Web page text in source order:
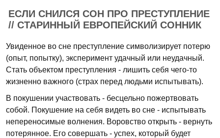
ЕСЛИ СНИЛСЯ СОН ПРО ПРЕСТУПЛЕНИЕ
// СТАРИННЫЙ ЕВРОПЕЙСКИЙ СОННИК
Увиденное во сне преступление символизирует потерю
(опыт, попытку), эксперимент удачный или неудачный.
Стать объектом преступления - лишить себя чего-то
жизненно важного (страх перед людьми испытывать).
В покушении участвовать - бесцельно пожертвовать
собой. Покушение на себя видеть во сне - испытывать
непереносимые волнения. Воровство открыть - вернуть
потерянное. Его совершать - успех, который будет